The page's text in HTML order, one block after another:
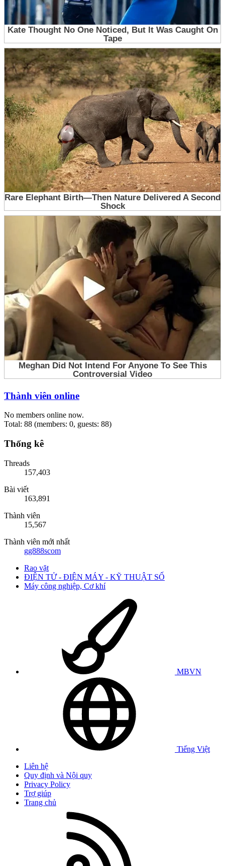
Thành viên online
No members online now.
Total: 88 (members: 0, guests: 88)
Thống kê
Threads
157,403
Bài viết
163,891
Thành viên
15,567
Thành viên mới nhất
gg888scom
Rao vặt
ĐIỆN TỬ - ĐIỆN MÁY - KỸ THUẬT SỐ
Máy công nghiệp, Cơ khí
MBVN
Tiếng Việt
Liên hệ
Quy định và Nội quy
Privacy Policy
Trợ giúp
Trang chủ